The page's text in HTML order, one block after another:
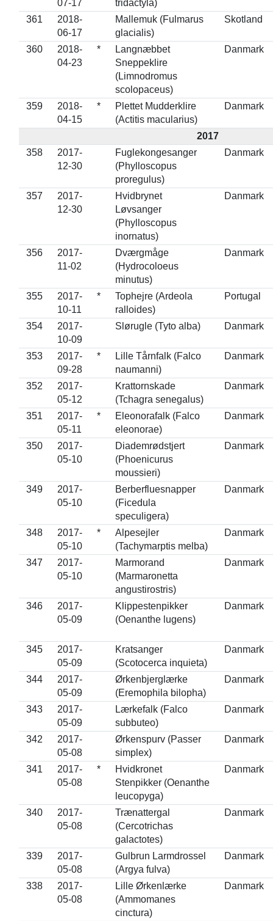
07-17
tridactyla)
361
2018-
06-17
Mallemuk (Fulmarus
glacialis)
Skotland
360
2018-
04-23
*
Langnæbbet
Sneppeklire
(Limnodromus
scolopaceus)
Danmark
359
2018-
04-15
*
Plettet Mudderklire
(Actitis macularius)
Danmark
2017
358
2017-
12-30
Fuglekongesanger
(Phylloscopus
proregulus)
Danmark
357
2017-
12-30
Hvidbrynet
Løvsanger
(Phylloscopus
inornatus)
Danmark
356
2017-
11-02
Dværgmåge
(Hydrocoloeus
minutus)
Danmark
355
2017-
10-11
*
Tophejre (Ardeola
ralloides)
Portugal
354
2017-
10-09
Slørugle (Tyto alba) Danmark
353
2017-
09-28
*
Lille Tårnfalk (Falco
naumanni)
Danmark
352
2017-
05-12
Krattornskade
(Tchagra senegalus)
Danmark
351
2017-
05-11
*
Eleonorafalk (Falco
eleonorae)
Danmark
350
2017-
05-10
Diademrødstjert
(Phoenicurus
moussieri)
Danmark
349
2017-
05-10
Berberfluesnapper
(Ficedula
speculigera)
Danmark
348
2017-
05-10
*
Alpesejler
(Tachymarptis melba)
Danmark
347
2017-
05-10
Marmorand
(Marmaronetta
angustirostris)
Danmark
346
2017-
05-09
Klippestenpikker
(Oenanthe lugens)
Danmark
345
2017-
05-09
Kratsanger
(Scotocerca inquieta)
Danmark
344
2017-
05-09
Ørkenbjerglærke
(Eremophila bilopha)
Danmark
343
2017-
05-09
Lærkefalk (Falco
subbuteo)
Danmark
342
2017-
05-08
Ørkenspurv (Passer
simplex)
Danmark
341
2017-
05-08
*
Hvidkronet
Stenpikker (Oenanthe
leucopyga)
Danmark
340
2017-
05-08
Trænattergal
(Cercotrichas
galactotes)
Danmark
339
2017-
05-08
Gulbrun Larmdrossel
(Argya fulva)
Danmark
338
2017-
05-08
Lille Ørkenlærke
(Ammomanes
cinctura)
Danmark